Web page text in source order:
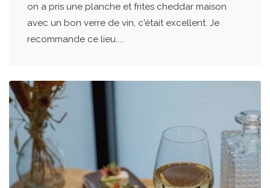
on a pris une planche et frites cheddar maison
avec un bon verre de vin, c'était excellent. Je
recommande ce lieu.....